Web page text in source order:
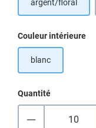
argent/floral
Sélectionnez
Couleur intérieure
blanc
Quantité